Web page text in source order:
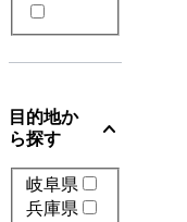
目的地か
ら探す
expand_more
岐阜県
兵庫県